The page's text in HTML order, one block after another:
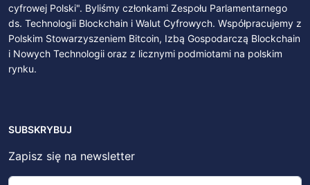
cyfrowej Polski". Byliśmy członkami Zespołu Parlamentarnego
ds. Technologii Blockchain i Walut Cyfrowych. Współpracujemy z
Polskim Stowarzyszeniem Bitcoin, Izbą Gospodarczą Blockchain
i Nowych Technologii oraz z licznymi podmiotami na polskim
rynku.
SUBSKRYBUJ
Zapisz się na newsletter